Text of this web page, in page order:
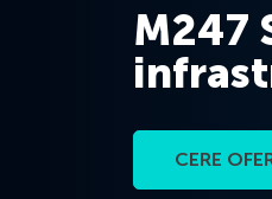
M247
CERE